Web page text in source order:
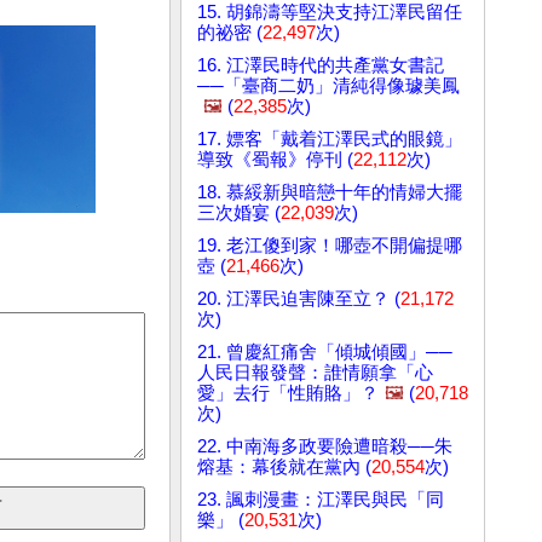
15. 胡錦濤等堅決支持江澤民留任
的祕密 (22,497次)
16. 江澤民時代的共產黨女書記
──「臺商二奶」清純得像璩美鳳
🖼️ (22,385次)
17. 嫖客「戴着江澤民式的眼鏡」
導致《蜀報》停刊 (22,112次)
18. 慕綏新與暗戀十年的情婦大擺
三次婚宴 (22,039次)
19. 老江傻到家！哪壺不開偏提哪
壺 (21,466次)
20. 江澤民迫害陳至立？ (21,172
次)
21. 曾慶紅痛舍「傾城傾國」──
人民日報發聲：誰情願拿「心
愛」去行「性賄賂」？ 🖼️ (20,718
次)
22. 中南海多政要險遭暗殺──朱
熔基：幕後就在黨內 (20,554次)
23. 諷刺漫畫：江澤民與民「同
樂」 (20,531次)